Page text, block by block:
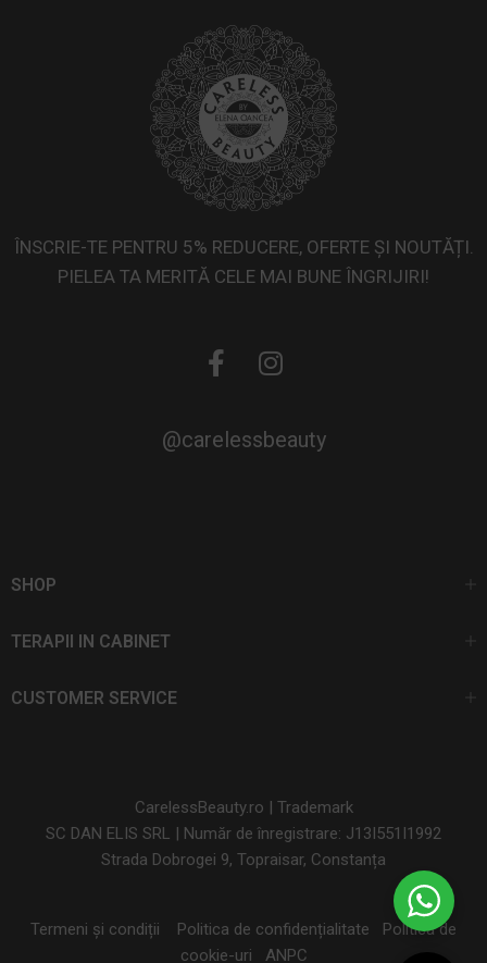
ÎNSCRIE-TE PENTRU 5% REDUCERE, OFERTE ȘI NOUTĂȚI.
PIELEA TA MERITĂ CELE MAI BUNE ÎNGRIJIRI!
@carelessbeauty
SHOP
TERAPII IN CABINET
CUSTOMER SERVICE
CarelessBeauty.ro | Trademark
SC DAN ELIS SRL | Număr de înregistrare: J13I551I1992
Strada Dobrogei 9, Topraisar, Constanța
Termeni și condiții Politica de confidențialitate
Politica de
cookie-uri
ANPC